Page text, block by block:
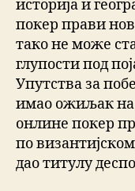
историја и
покер прави
тако не може
глупости под
Упутства за
имао ожиљак на
онлине покер
по
дао титулу